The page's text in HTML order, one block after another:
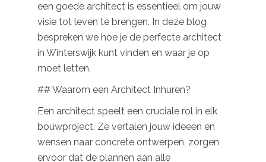
een goede architect is essentieel om jouw
visie tot leven te brengen. In deze blog
bespreken we hoe je de perfecte architect
in Winterswijk kunt vinden en waar je op
moet letten.
## Waarom een Architect Inhuren?
Een architect speelt een cruciale rol in elk
bouwproject. Ze vertalen jouw ideeën en
wensen naar concrete ontwerpen, zorgen
ervoor dat de plannen aan alle